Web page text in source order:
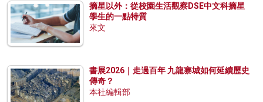
摘星以外：從校園生活觀察DSE中文科摘星
學生的一點特質
來文
書展2026｜走過百年 九龍寨城如何延續歷史
傳奇？
本社編輯部